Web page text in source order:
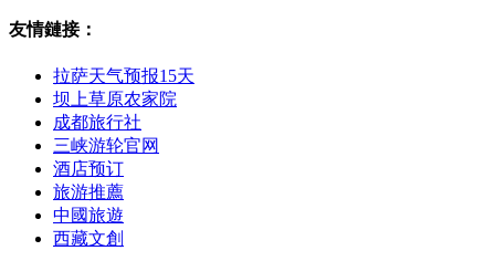
友情鏈接：
拉萨天气预报15天
坝上草原农家院
成都旅行社
三峡游轮官网
酒店预订
旅游推薦
中國旅遊
西藏文創